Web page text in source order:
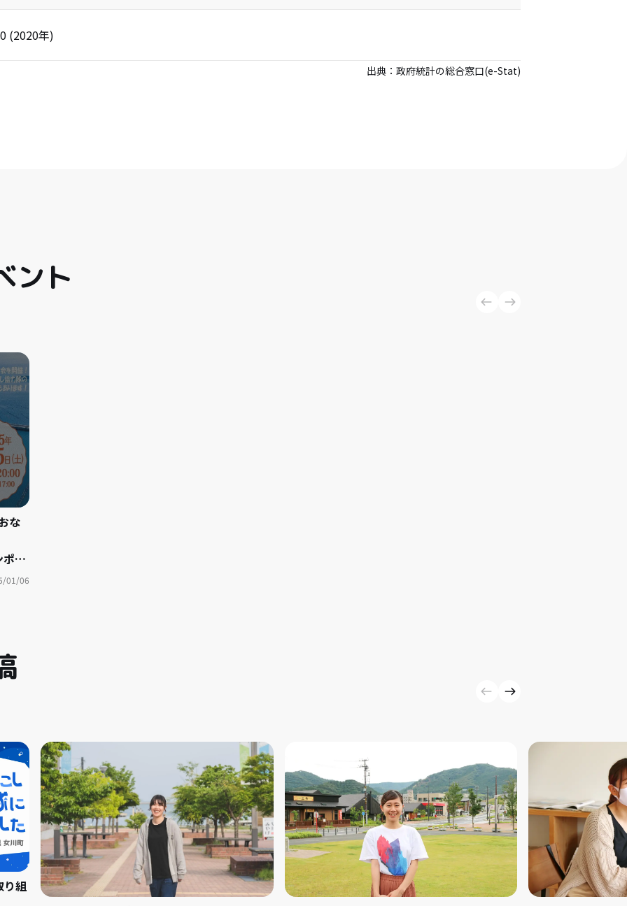
0 (2020年)
出典： 政府統計の総合窓口(e-Stat)
ント
な
階）
01/06
り組